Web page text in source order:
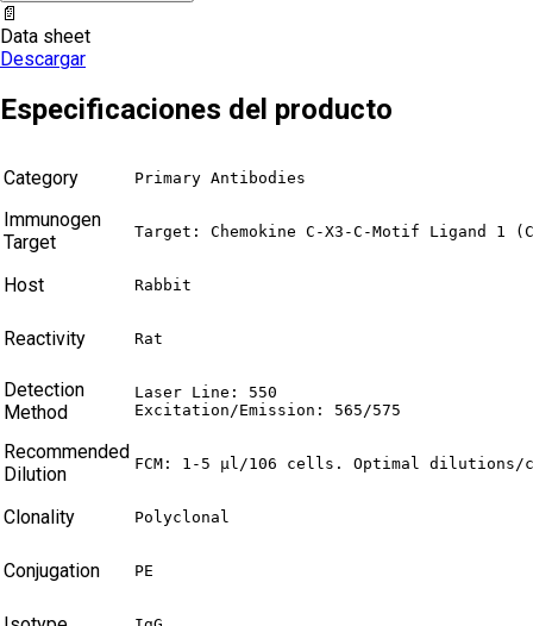
📄
Data sheet
Descargar
Especificaciones del producto
Category Primary Antibodies
Immunogen
Target
Target: Chemokine C-X3-C-Motif Ligand 1
Host Rabbit
Reactivity Rat
Detection
Method
Laser Line: 550
Excitation/Emission: 565/575
Recommended
Dilution
FCM: 1-5 µl/106 cells. Optimal dilutions/
Clonality Polyclonal
Conjugation PE